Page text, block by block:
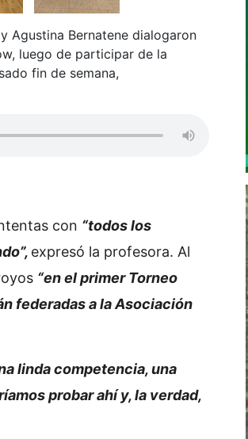
Agustina Bernatene dialogaron
luego de participar de la
fin de semana,
con “todos los
expresó la profesora. Al
“en el primer Torneo
federadas a la Asociación
linda competencia, una
probar ahí y, la verdad,